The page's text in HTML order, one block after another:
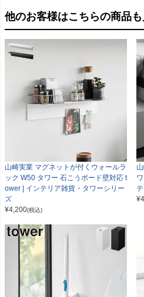
他のお客様はこちらの商品
山崎実業 マグネットが付くウォールラ
ック W50 タワー 石こうボード壁対応 t
ower | インテリア雑貨・タワーシリー
ズ
¥4,200(税込)
¥